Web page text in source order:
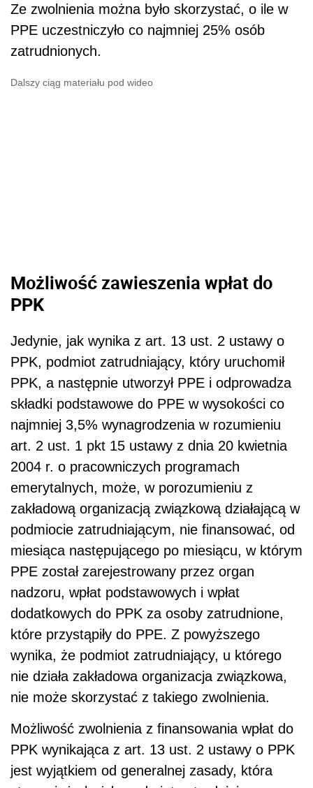
Ze zwolnienia można było skorzystać, o ile w
PPE uczestniczyło co najmniej 25% osób
zatrudnionych.
Dalszy ciąg materiału pod wideo
Możliwość zawieszenia wpłat do
PPK
Jedynie, jak wynika z art. 13 ust. 2 ustawy o
PPK, podmiot zatrudniający, który uruchomił
PPK, a następnie utworzył PPE i odprowadza
składki podstawowe do PPE w wysokości co
najmniej 3,5% wynagrodzenia w rozumieniu
art. 2 ust. 1 pkt 15 ustawy z dnia 20 kwietnia
2004 r. o pracowniczych programach
emerytalnych, może, w porozumieniu z
zakładową organizacją związkową działającą w
podmiocie zatrudniającym, nie finansować, od
miesiąca następującego po miesiącu, w którym
PPE został zarejestrowany przez organ
nadzoru, wpłat podstawowych i wpłat
dodatkowych do PPK za osoby zatrudnione,
które przystąpiły do PPE. Z powyższego
wynika, że podmiot zatrudniający, u którego
nie działa zakładowa organizacja związkowa,
nie może skorzystać z takiego zwolnienia.
Możliwość zwolnienia z finansowania wpłat do
PPK wynikająca z art. 13 ust. 2 ustawy o PPK
jest wyjątkiem od generalnej zasady, która